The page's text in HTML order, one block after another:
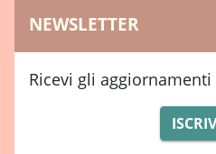
NEWSLETTER
Ricevi gli